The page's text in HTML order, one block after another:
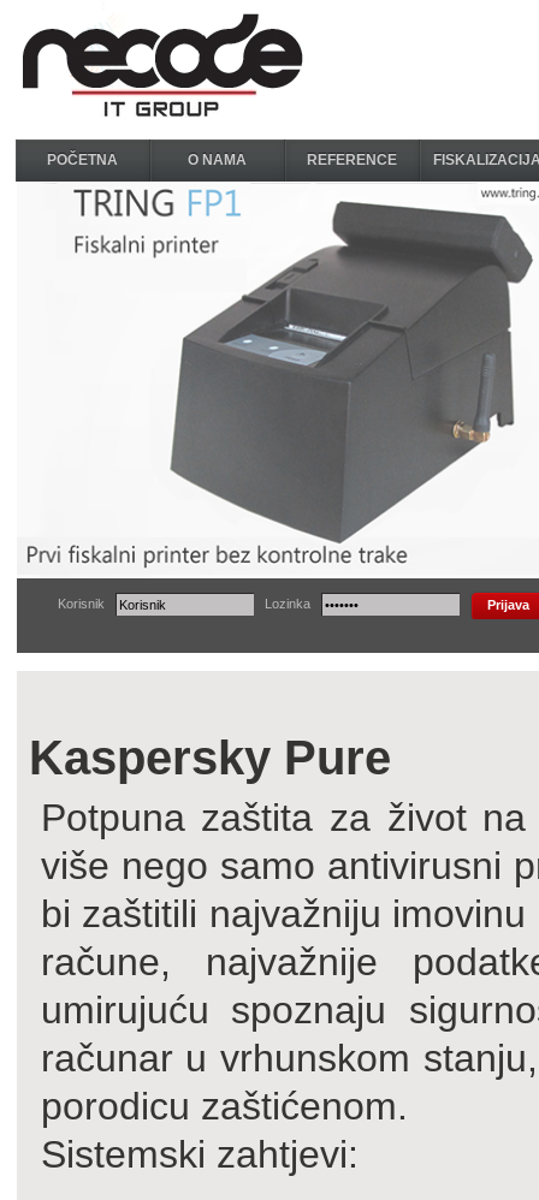
POČETNA O NAMA REFERENCE
Korisnik Lozinka
Kaspersky Pure
Potpuna zaštita za život
više nego samo antivirusni
bi zaštitili najvažniju
račune, najvažnije
umirujuću spoznaju
računar u vrhunskom
porodicu zaštićenom.
Sistemski zahtjevi: